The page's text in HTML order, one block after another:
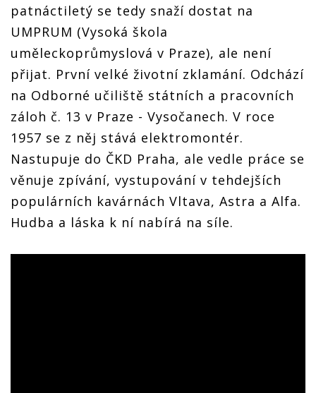
patnáctiletý se tedy snaží dostat na
UMPRUM (Vysoká škola
uměleckoprůmyslová v Praze), ale není
přijat. První velké životní zklamání. Odchází
na Odborné učiliště státních a pracovních
záloh č. 13 v Praze - Vysočanech. V roce
1957 se z něj stává elektromontér.
Nastupuje do ČKD Praha, ale vedle práce se
věnuje zpívání, vystupování v tehdejších
populárních kavárnách Vltava, Astra a Alfa.
Hudba a láska k ní nabírá na síle.